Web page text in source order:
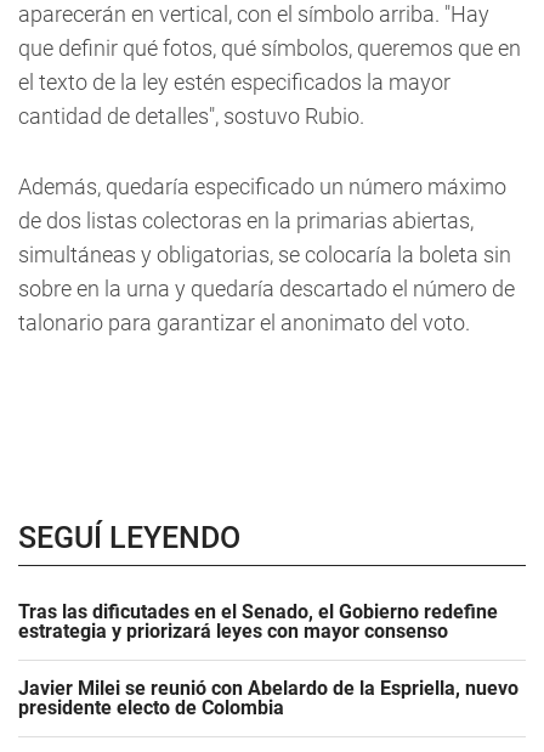
aparecerán en vertical, con el símbolo arriba. "Hay
que definir qué fotos, qué símbolos, queremos que en
el texto de la ley estén especificados la mayor
cantidad de detalles", sostuvo Rubio.
Además, quedaría especificado un número máximo
de dos listas colectoras en la primarias abiertas,
simultáneas y obligatorias, se colocaría la boleta sin
sobre en la urna y quedaría descartado el número de
talonario para garantizar el anonimato del voto.
SEGUÍ LEYENDO
Tras las dificutades en el Senado, el Gobierno redefine
estrategia y priorizará leyes con mayor consenso
Javier Milei se reunió con Abelardo de la Espriella, nuevo
presidente electo de Colombia